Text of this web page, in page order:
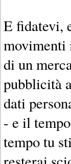
E fidatevi,
movimenti
di un
pubblicità
dati
- e il
tempo tu